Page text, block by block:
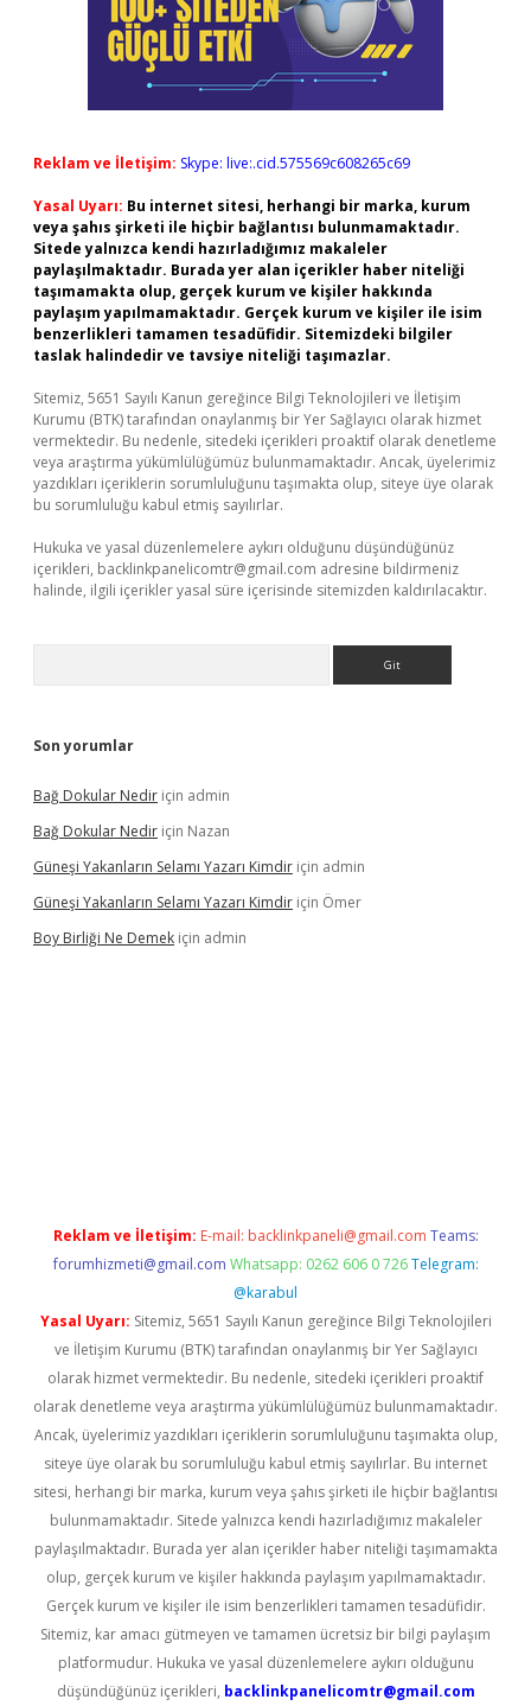
Reklam ve İletişim: Skype: live:.cid.575569c608265c69
Yasal Uyarı: Bu internet sitesi, herhangi bir marka, kurum
veya şahıs şirketi ile hiçbir bağlantısı bulunmamaktadır.
Sitede yalnızca kendi hazırladığımız makaleler
paylaşılmaktadır. Burada yer alan içerikler haber niteliği
taşımamakta olup, gerçek kurum ve kişiler hakkında
paylaşım yapılmamaktadır. Gerçek kurum ve kişiler ile isim
benzerlikleri tamamen tesadüfidir. Sitemizdeki bilgiler
taslak halindedir ve tavsiye niteliği taşımazlar.
Sitemiz, 5651 Sayılı Kanun gereğince Bilgi Teknolojileri ve İletişim
Kurumu (BTK) tarafından onaylanmış bir Yer Sağlayıcı olarak hizmet
vermektedir. Bu nedenle, sitedeki içerikleri proaktif olarak denetleme
veya araştırma yükümlülüğümüz bulunmamaktadır. Ancak, üyelerimiz
yazdıkları içeriklerin sorumluluğunu taşımakta olup, siteye üye olarak
bu sorumluluğu kabul etmiş sayılırlar.
Hukuka ve yasal düzenlemelere aykırı olduğunu düşündüğünüz
içerikleri, backlinkpanelicomtr@gmail.com adresine bildirmeniz
halinde, ilgili içerikler yasal süre içerisinde sitemizden kaldırılacaktır.
Son yorumlar
Bağ Dokular Nedir için admin
Bağ Dokular Nedir için Nazan
Güneşi Yakanların Selamı Yazarı Kimdir için admin
Güneşi Yakanların Selamı Yazarı Kimdir için Ömer
Boy Birliği Ne Demek için admin
Reklam ve İletişim: E-mail: backlinkpaneli@gmail.com Teams:
forumhizmeti@gmail.com Whatsapp: 0262 606 0 726 Telegram:
@karabul
Yasal Uyarı: Sitemiz, 5651 Sayılı Kanun gereğince Bilgi Teknolojileri
ve İletişim Kurumu (BTK) tarafından onaylanmış bir Yer Sağlayıcı
olarak hizmet vermektedir. Bu nedenle, sitedeki içerikleri proaktif
olarak denetleme veya araştırma yükümlülüğümüz bulunmamaktadır.
Ancak, üyelerimiz yazdıkları içeriklerin sorumluluğunu taşımakta olup,
siteye üye olarak bu sorumluluğu kabul etmiş sayılırlar. Bu internet
sitesi, herhangi bir marka, kurum veya şahıs şirketi ile hiçbir bağlantısı
bulunmamaktadır. Sitede yalnızca kendi hazırladığımız makaleler
paylaşılmaktadır. Burada yer alan içerikler haber niteliği taşımamakta
olup, gerçek kurum ve kişiler hakkında paylaşım yapılmamaktadır.
Gerçek kurum ve kişiler ile isim benzerlikleri tamamen tesadüfidir.
Sitemiz, kar amacı gütmeyen ve tamamen ücretsiz bir bilgi paylaşım
platformudur. Hukuka ve yasal düzenlemelere aykırı olduğunu
düşündüğünüz içerikleri, backlinkpanelicomtr@gmail.com